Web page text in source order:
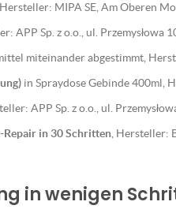
Hersteller: MIPA SE, Am Oberen
APP Sp. z o.o., ul. Przemysłowa
miteinander abgestimmt,
in Spraydose Gebinde 400ml,
APP Sp. z o.o., ul.
in 30 Schritten , Hersteller:
in wenigen